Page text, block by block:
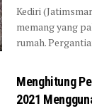
Kediri
memang yang
rumah.
Menghitung
2021